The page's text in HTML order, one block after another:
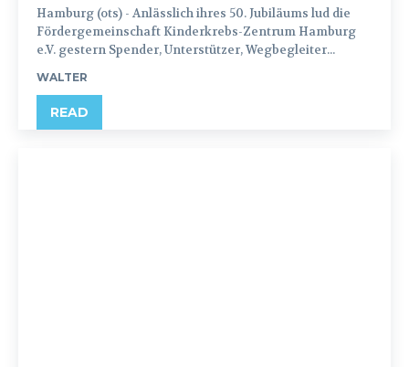
Hamburg (ots) - Anlässlich ihres 50. Jubiläums lud die
Fördergemeinschaft Kinderkrebs-Zentrum Hamburg
e.V. gestern Spender, Unterstützer, Wegbegleiter...
WALTER
READ